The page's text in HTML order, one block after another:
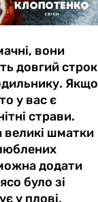
вони
довгий строк
Якщо
у вас є
страви.
великі шматки
додати
було зі
у плові,